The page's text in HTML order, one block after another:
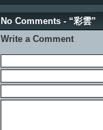
No Comments - “彩雲”
Write a Comment